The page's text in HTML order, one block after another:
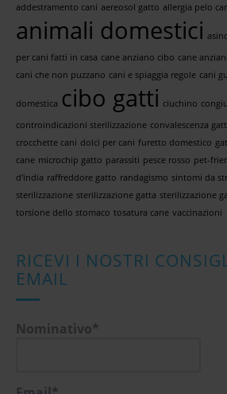
addestramento cani aereosol gatto allergia pelo
animali domestici
per cani fatti in casa cane anziano cibo cane
cani che non puzzano cani e spiaggia regole cani
domestica cibo gatti ciuchino
controindicazioni sterilizzazione convalescenza
crocchette cani dolci per cani furetto domestico
cane microchip gatto parassiti pesce rosso pet-
d'india raffreddore gatto randagismo sintomi da
sterilizzazione sterilizzazione gatta sterilizzazione
torsione dello stomaco tosatura cane vaccinazioni
RICEVI I NOSTRI
EMAIL
Nominativo*